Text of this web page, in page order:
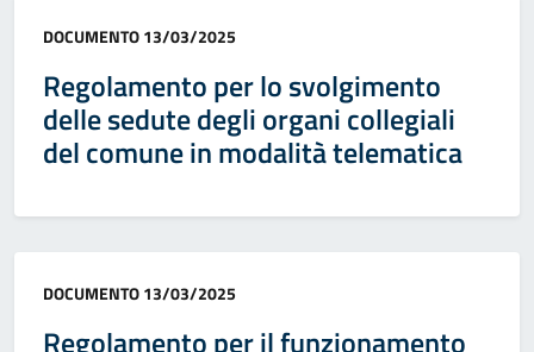
Categoria:
DOCUMENTO13/03/2025
Regolamento per lo svolgimento
delle sedute degli organi collegiali
del comune in modalità telematica
Categoria:
DOCUMENTO13/03/2025
Regolamento per il funzionamento